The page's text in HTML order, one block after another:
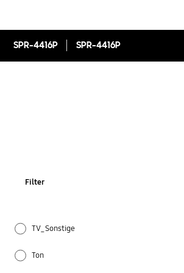
SPR-4416P SPR-4416P
Filter
TV_Sonstige
Ton